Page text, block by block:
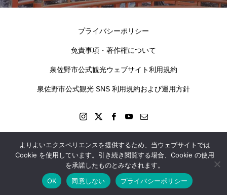
プライバシーポリシー
免責事項・著作権について
泉佐野市公式観光ウェブサイト利用規約
泉佐野市公式観光 SNS 利用規約および運用方針
kokotabi izumisano © 2024
よりよいエクスペリエンスを提供するため、当ウェブサイトでは
Cookie を使用しています。引き続き閲覧する場合、Cookie の使用
を承諾したものとみなされます。
OK
同意しない プライバシーポリシー